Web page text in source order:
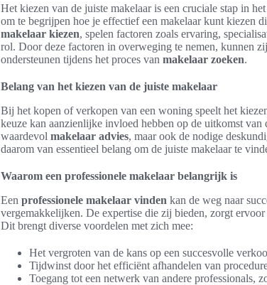
Het kiezen van de juiste makelaar is een cruciale stap in
om te begrijpen hoe je effectief een makelaar kunt kiezen
makelaar kiezen, spelen factoren zoals ervaring,
rol. Door deze factoren in overweging te nemen, kunnen
ondersteunen tijdens het proces van makelaar zoeken.
Belang van het kiezen van de juiste makelaar
Bij het kopen of verkopen van een woning speelt het
keuze kan aanzienlijke invloed hebben op de uitkomst van
waardevol makelaar advies, maar ook de nodige
daarom van essentieel belang om de juiste makelaar te
Waarom een professionele makelaar belangrijk is
Een professionele makelaar vinden kan de weg naar
vergemakkelijken. De expertise die zij bieden, zorgt
Dit brengt diverse voordelen met zich mee:
Het vergroten van de kans op een succesvolle
Tijdwinst door het efficiënt afhandelen van
Toegang tot een netwerk van andere professionals,